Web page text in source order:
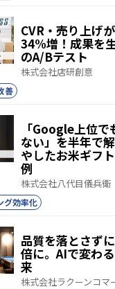
CVR・売り上げ
34%増！成果を
のA/Bテスト
株式会社店研創意
善
「Google上位
ない」を半年で
やしたお米ギフ
例
株式会社八代目儀兵衛
グ効率化
品質を落とさず
倍に。AIで変わ
来
株式会社ラクーンコマ